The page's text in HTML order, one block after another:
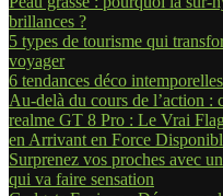
brillances ?
5 types de tourisme qui
voyager
6 tendances déco
Au-delà du cours de l’action :
realme GT 8 Pro : Le Vrai
en Arrivant en Force
Surprenez vos proches avec
qui va faire sensation